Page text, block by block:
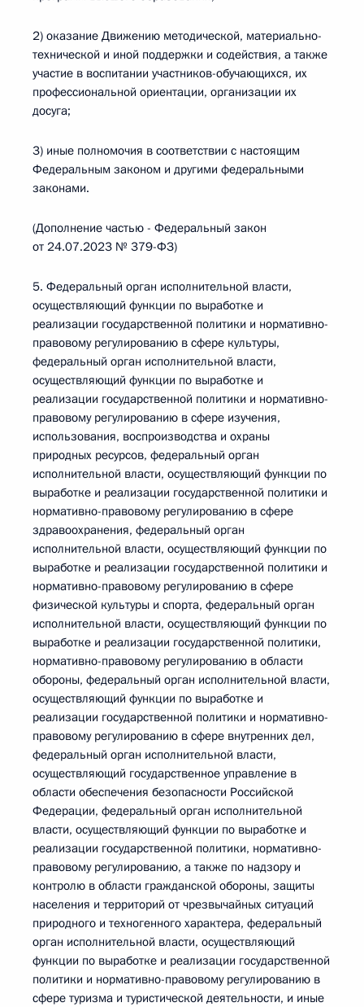
2) оказание Движению методической, материально-
технической и иной поддержки и содействия, а также
участие в воспитании участников-обучающихся, их
профессиональной ориентации, организации их
досуга;
3) иные полномочия в соответствии с настоящим
Федеральным законом и другими федеральными
законами.
(Дополнение частью - Федеральный закон
от 24.07.2023 № 379-ФЗ)
5. Федеральный орган исполнительной власти,
осуществляющий функции по выработке и
реализации государственной политики и нормативно-
правовому регулированию в сфере культуры,
федеральный орган исполнительной власти,
осуществляющий функции по выработке и
реализации государственной политики и нормативно-
правовому регулированию в сфере изучения,
использования, воспроизводства и охраны
природных ресурсов, федеральный орган
исполнительной власти, осуществляющий функции по
выработке и реализации государственной политики и
нормативно-правовому регулированию в сфере
здравоохранения, федеральный орган
исполнительной власти, осуществляющий функции по
выработке и реализации государственной политики и
нормативно-правовому регулированию в сфере
физической культуры и спорта, федеральный орган
исполнительной власти, осуществляющий функции по
выработке и реализации государственной политики,
нормативно-правовому регулированию в области
обороны, федеральный орган исполнительной власти,
осуществляющий функции по выработке и
реализации государственной политики и нормативно-
правовому регулированию в сфере внутренних дел,
федеральный орган исполнительной власти,
осуществляющий государственное управление в
области обеспечения безопасности Российской
Федерации, федеральный орган исполнительной
власти, осуществляющий функции по выработке и
реализации государственной политики, нормативно-
правовому регулированию, а также по надзору и
контролю в области гражданской обороны, защиты
населения и территорий от чрезвычайных ситуаций
природного и техногенного характера, федеральный
орган исполнительной власти, осуществляющий
функции по выработке и реализации государственной
политики и нормативно-правовому регулированию в
сфере туризма и туристической деятельности, и иные